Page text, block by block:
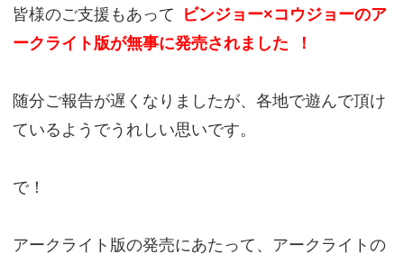
皆様のご支援もあって
ビンジョー×コウジョーのア
ークライト版が無事に発売されました
！
随分ご報告が遅くなりましたが、各地で遊んで頂け
ているようでうれしい思いです。
で！
アークライト版の発売にあたって、アークライトの